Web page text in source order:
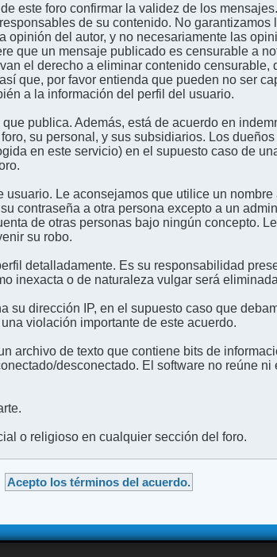
este foro confirmar la validez de los
de su contenido. No
del autor, y no necesariamente las
que un mensaje publicado es censurable a
el derecho a eliminar contenido
que, por favor entienda que pueden no ser
a la información del perfil del usuario.
publica. Además, está de acuerdo en
su personal, y sus subsidiarios. Los
en este servicio) en el supuesto caso de
Le aconsejamos que utilice un
contraseña a otra persona excepto a un
de otras personas bajo ningún concepto.
su robo.
detalladamente. Es su responsabilidad
inexacta o de naturaleza vulgar será
su dirección IP, en el supuesto caso que
violación importante de este acuerdo.
archivo de texto que contiene bits de
desconectado. El software no reúne
o religioso en cualquier sección del foro.